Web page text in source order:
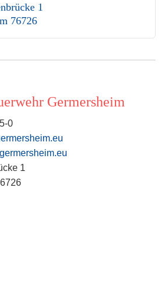
1
76726
Germersheim
0
1